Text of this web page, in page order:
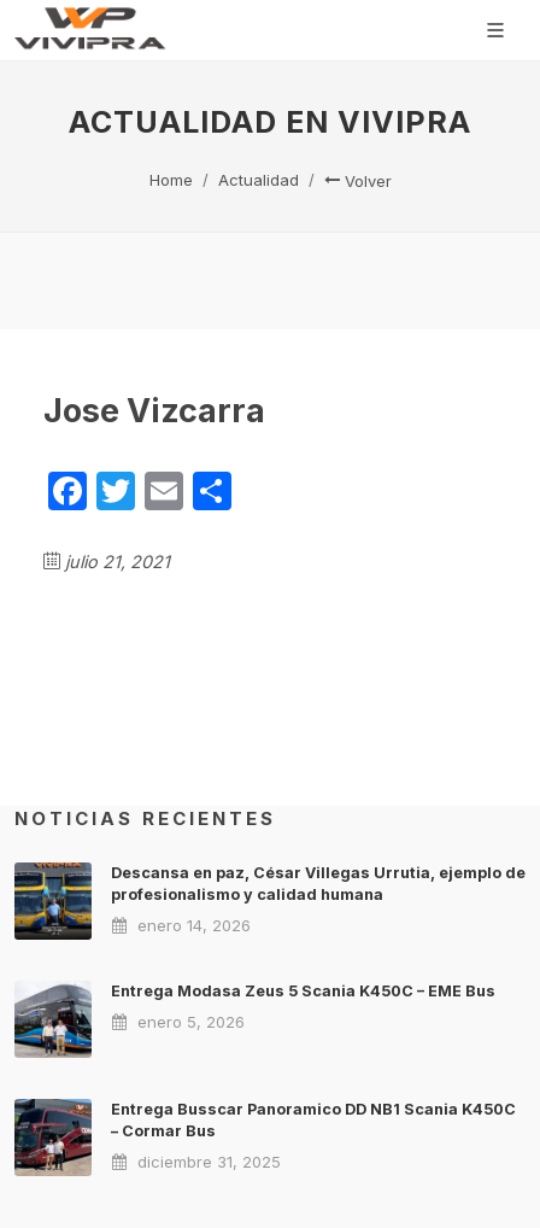
ACTUALIDAD EN VIVIPRA
Home Actualidad Volver
Jose Vizcarra
Facebook
Twitter
Email
julio 21, 2021
NOTICIAS RECIENTES
Descansa en paz, César Villegas Urrutia, ejemplo de
profesionalismo y calidad humana
enero 14, 2026
Entrega Modasa Zeus 5 Scania K450C – EME Bus
enero 5, 2026
Entrega Busscar Panoramico DD NB1 Scania K450C
– Cormar Bus
diciembre 31, 2025